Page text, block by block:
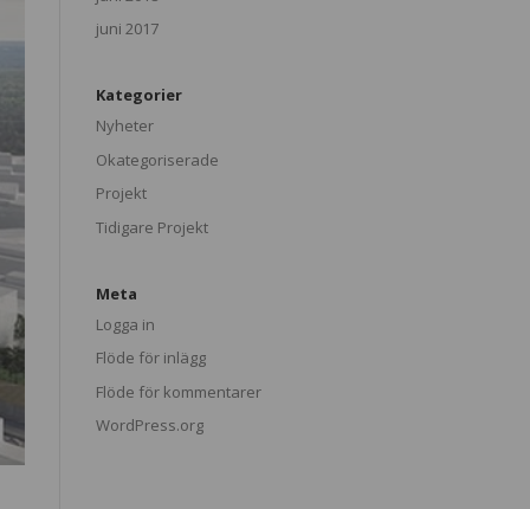
juni 2017
Kategorier
Nyheter
Okategoriserade
Projekt
Tidigare Projekt
Meta
Logga in
Flöde för inlägg
Flöde för kommentarer
WordPress.org